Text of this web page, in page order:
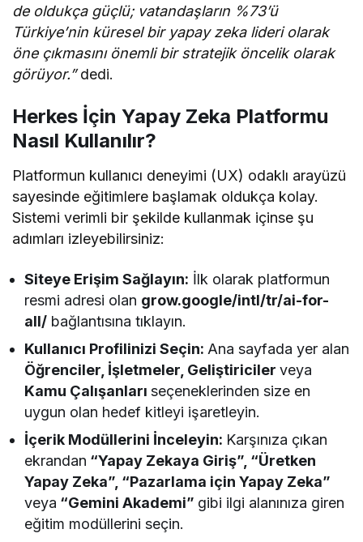
de oldukça güçlü; vatandaşların %73’ü
Türkiye’nin küresel bir yapay zeka lideri olarak
öne çıkmasını önemli bir stratejik öncelik olarak
görüyor.”dedi.
Herkes İçin Yapay Zeka Platformu
Nasıl Kullanılır?
Platformun kullanıcı deneyimi (UX) odaklı arayüzü
sayesinde eğitimlere başlamak oldukça kolay.
Sistemi verimli bir şekilde kullanmak içinse şu
adımları izleyebilirsiniz:
Siteye Erişim Sağlayın: İlk olarak platformun
resmi adresi olan grow.google/intl/tr/ai-for-
all/ bağlantısına tıklayın.
Kullanıcı Profilinizi Seçin: Ana sayfada yer alan
Öğrenciler, İşletmeler, Geliştiricilerveya
Kamu Çalışanlarıseçeneklerinden size en
uygun olan hedef kitleyi işaretleyin.
İçerik Modüllerini İnceleyin: Karşınıza çıkan
ekrandan “Yapay Zekaya Giriş”, “Üretken
Yapay Zeka”, “Pazarlama için Yapay Zeka”
veya “Gemini Akademi” gibi ilgi alanınıza giren
eğitim modüllerini seçin.